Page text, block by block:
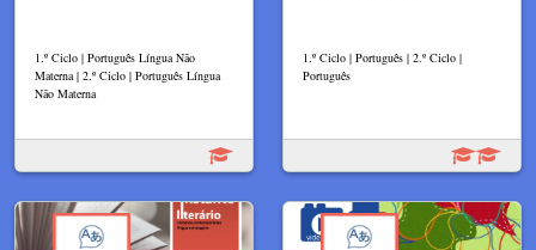
1.º Ciclo | Português Língua Não
Materna | 2.º Ciclo | Português Língua
Não Materna
1.º Ciclo | Português | 2.º Ciclo |
Português